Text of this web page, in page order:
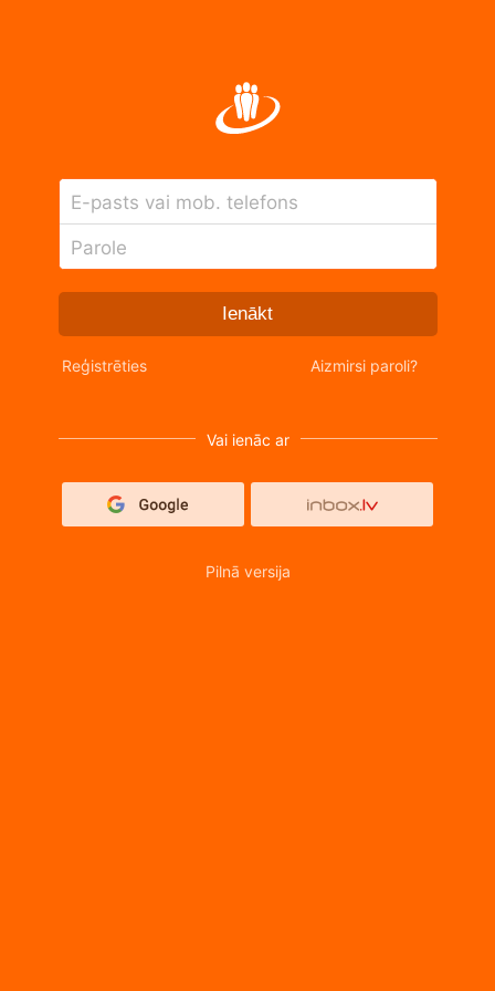
E-pasts vai mob. telefons
Parole
Ienākt
Reģistrēties Aizmirsi paroli?
Vai ienāc ar
Pilnā versija